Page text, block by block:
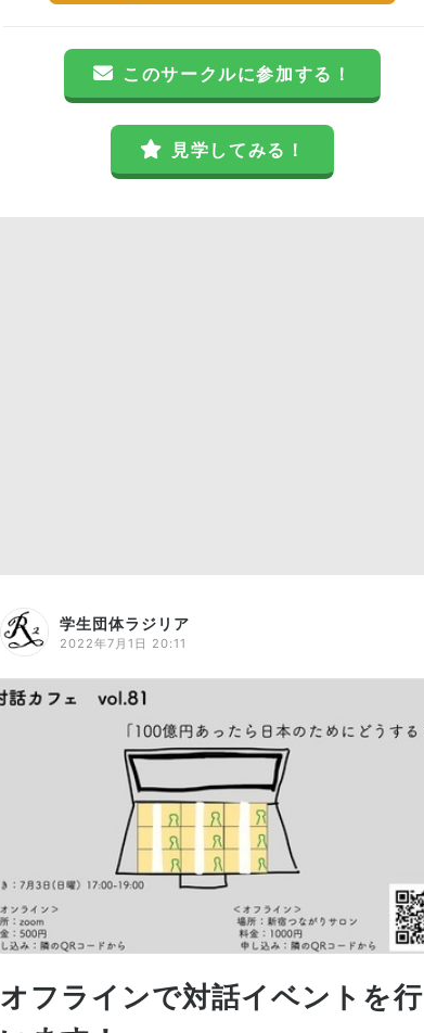
このサークルに参加する！
見学してみる！
学生団体ラジリア
2022年7月1日 20:11
オフラインで対話イベントを行